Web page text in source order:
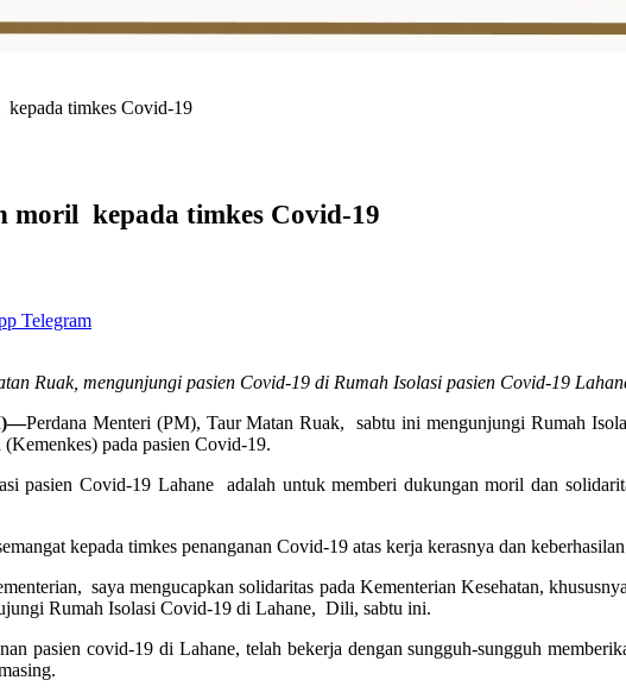
timkes Covid-19
kepada timkes Covid-19
Telegram
Ruak, mengunjungi pasien Covid-19 di Rumah Isolasi pasien Covid-19
Perdana Menteri (PM), Taur Matan Ruak, sabtu ini mengunjungi Rumah
pada pasien Covid-19.
pasien Covid-19 Lahane adalah untuk memberi dukungan moril dan
kepada timkes penanganan Covid-19 atas kerja kerasnya dan
saya mengucapkan solidaritas pada Kementerian Kesehatan,
Rumah Isolasi Covid-19 di Lahane, Dili, sabtu ini.
pasien covid-19 di Lahane, telah bekerja dengan sungguh-sungguh